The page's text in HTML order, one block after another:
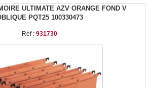
ULTIMATE AZV ORANGE FOND V
PQT25 100330473
Réf : 931730